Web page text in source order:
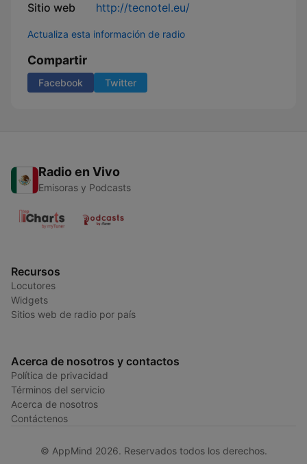
Sitio web http://tecnotel.eu/
Actualiza esta información de radio
Compartir
Facebook Twitter
Radio en Vivo
Emisoras y Podcasts
Recursos
Locutores
Widgets
Sitios web de radio por país
Acerca de nosotros y contactos
Política de privacidad
Términos del servicio
Acerca de nosotros
Contáctenos
© AppMind 2026. Reservados todos los derechos.